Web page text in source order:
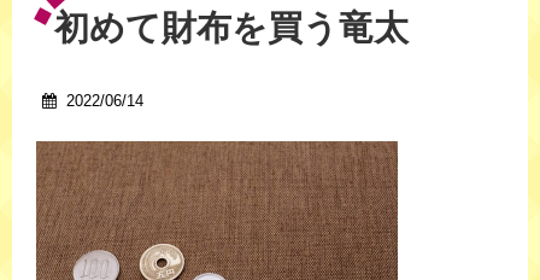
初めて財布を買う竜太
2022/06/14